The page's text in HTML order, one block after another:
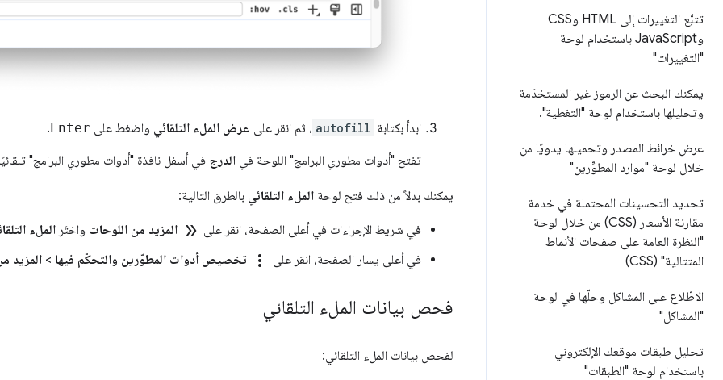
تتبُّع التغييرات إلى HTML وCSS
وJava
Script باستخدام لوحة
"التغييرات"
يمكنك البحث عن الرموز غير المستخدَمة
وتحليلها باستخدام لوحة "التغطية".
عرض خرائط المصدر وتحميلها يدويًا من
خلال لوحة "موارد المطوِّرين"
تحديد التحسينات المحتملة في خدمة
مقارنة الأسعار (CSS) من خلال لوحة
"النظرة العامة على صفحات الأنماط
المتتالية" (CSS)
الاطّلاع على المشاكل وحلّها في لوحة
"المشاكل"
تحليل طبقات موقعك الإلكتروني
باستخدام لوحة "الطبقات"
ابدأ بكتابة autofill ، ثم انقر على عرض الملء التلقائي واضغط على Enter
.
تفتح "أدوات مطوري البرامج" اللوحة في الدرج في أسفل نافذة "أدوات مطوري البرامج"
يمكنك بدلاً من ذلك فتح لوحة الملء التلقائي بالطرق التالية:
في شريط الإجراءات في أعلى الصفحة، انقر على double_arrow المزيد من اللوحات واختَر الملء
في أعلى يسار الصفحة، انقر على
more_vert تخصيص أدوات المطوّرين والتحكّم فيها > المزيد
فحص بيانات الملء التلقائي
لفحص بيانات الملء التلقائي: